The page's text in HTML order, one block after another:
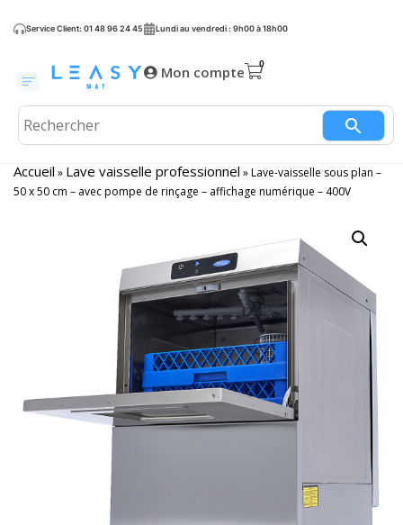
Service Client: 01 48 96 24 45 Lundi au vendredi : 9h00 à 18h00
Mon compte
Accueil » Lave vaisselle professionnel »Lave-vaisselle sous plan –
50 x 50 cm – avec pompe de rinçage – affichage numérique – 400V